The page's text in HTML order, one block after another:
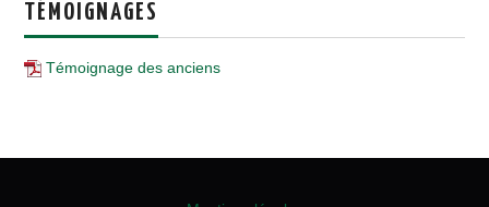
TÉMOIGNAGES
Témoignage des anciens